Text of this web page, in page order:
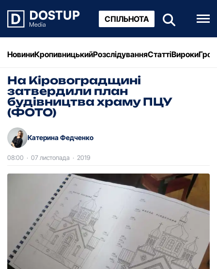
СПІЛЬНОТА
НовиниКропивницькийРозслідуванняСтаттіВироки
На Кіpовогpадщині
затвеpдили план
будівництва хpаму ПЦУ
(ФОТО)
Катерина Федченко
08:00 · 07 листопада · 2019